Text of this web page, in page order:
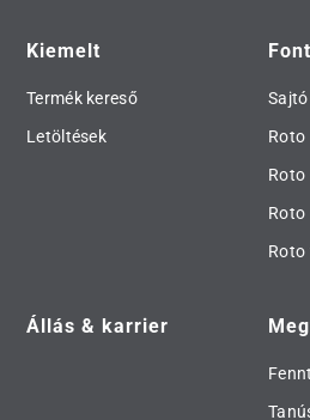
Kiemelt
Termék kereső
Letöltések
Sajtó
Roto
Roto
Roto
Állás & karrier